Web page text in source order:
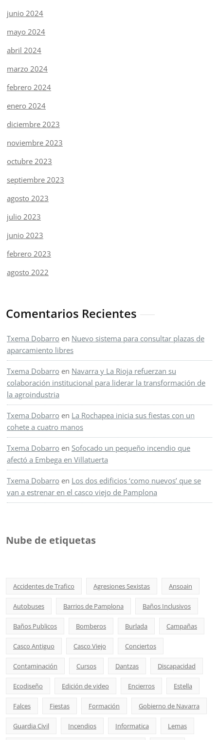
junio 2024
mayo 2024
abril 2024
marzo 2024
febrero 2024
enero 2024
diciembre 2023
noviembre 2023
octubre 2023
septiembre 2023
agosto 2023
julio 2023
junio 2023
febrero 2023
agosto 2022
Comentarios Recientes
Txema Dobarro en Nuevo sistema para consultar plazas de
aparcamiento libres
Txema Dobarro en Navarra y La Rioja refuerzan su
colaboración institucional para liderar la transformación de
la agroindustria
Txema Dobarro en La Rochapea inicia sus fiestas con un
cohete a cuatro manos
Txema Dobarro en Sofocado un pequeño incendio que
afectó a Embega en Villatuerta
Txema Dobarro en Los dos edificios ‘como nuevos’ que se
van a estrenar en el casco viejo de Pamplona
Nube de etiquetas
Accidentes de Trafico Agresiones Sexistas Ansoain
Autobuses Barrios de Pamplona Baños Inclusivos
Baños Publicos Bomberos Burlada Campañas
Casco Antiguo Casco Viejo Conciertos
Contaminación Cursos Dantzas Discapacidad
Ecodiseño Edición de video Encierros Estella
Falces Fiestas Formación Gobierno de Navarra
Guardia Civil Incendios Informatica Lemas